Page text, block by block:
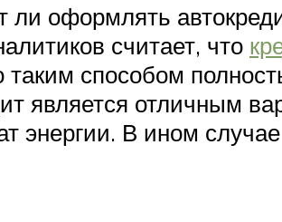
ли оформлять
считает, что
таким способом
является отличным
В ином